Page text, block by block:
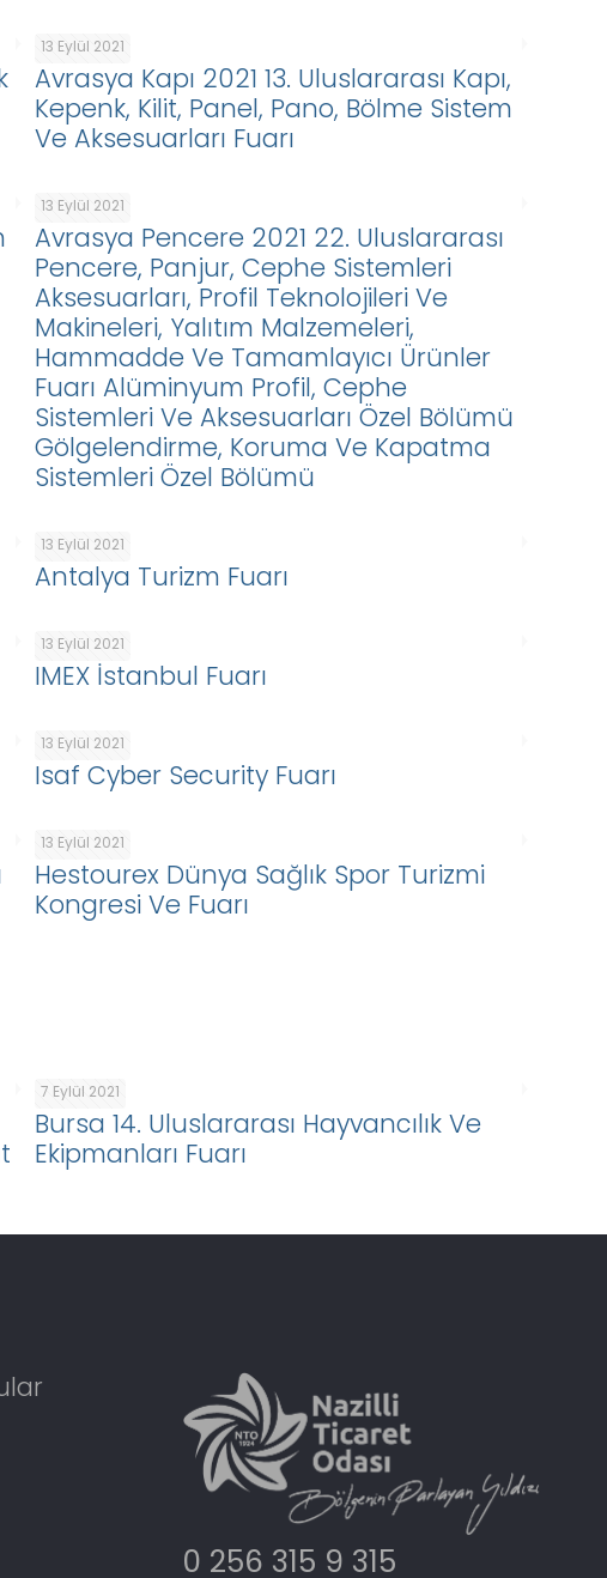
13 Eylül 2021
Avrasya Kapı 2021 13. Uluslararası Kapı,
Kepenk, Kilit, Panel, Pano, Bölme Sistem
Ve Aksesuarları Fuarı
13 Eylül 2021
Avrasya Pencere 2021 22. Uluslararası
Pencere, Panjur, Cephe Sistemleri
Aksesuarları, Profil Teknolojileri Ve
Makineleri, Yalıtım Malzemeleri,
Hammadde Ve Tamamlayıcı Ürünler
Fuarı Alüminyum Profil, Cephe
Sistemleri Ve Aksesuarları Özel Bölümü
Gölgelendirme, Koruma Ve Kapatma
Sistemleri Özel Bölümü
13 Eylül 2021
Antalya Turizm Fuarı
13 Eylül 2021
IMEX İstanbul Fuarı
13 Eylül 2021
Isaf Cyber Security Fuarı
13 Eylül 2021
Hestourex Dünya Sağlık Spor Turizmi
Kongresi Ve Fuarı
7 Eylül 2021
Bursa 14. Uluslararası Hayvancılık Ve
Ekipmanları Fuarı
0 256 315 9 315